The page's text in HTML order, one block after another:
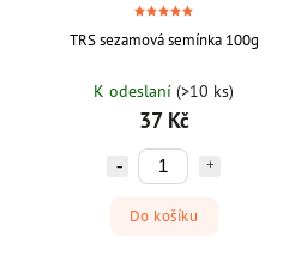
TRS sezamová semínka 100g
K odeslaní (>10 ks)
37 Kč
Do košíku